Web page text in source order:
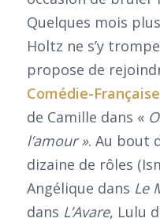
Quelques mois
Holtz ne s’y
propose de
Comédie-Française
de Camille dans «
l’amour ». Au bout
dizaine de rôles
Angélique dans Le
dans L’Avare, Lulu